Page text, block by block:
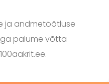
ja andmetöötluse
palume võtta